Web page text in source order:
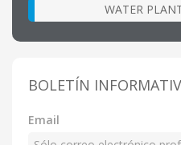
WATER
BOLETÍN
Email